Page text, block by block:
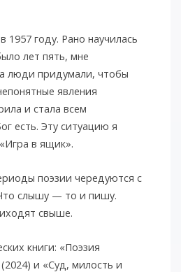
1957 году. Рано научилась
лет пять, мне
люди придумали, чтобы
явления
и стала всем
есть. Эту ситуацию я
в ящик».
поэзии чередуются с
слышу — то и пишу.
свыше.
книги: «Поэзия
и «Суд, милость и